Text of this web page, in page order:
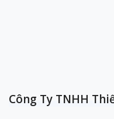
Công Ty TNHH